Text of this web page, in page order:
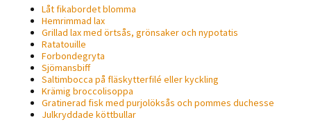
Låt fikabordet blomma
Hemrimmad lax
Grillad lax med örtsås, grönsaker och nypotatis
Ratatouille
Forbondegryta
Sjömansbiff
Saltimbocca på fläsk­ytterfilé eller kyckling
Krämig broccolisoppa
Gratinerad fisk med purjolöksås och pommes duchesse
Julkryddade köttbullar
hemsidan.
Genom att dela